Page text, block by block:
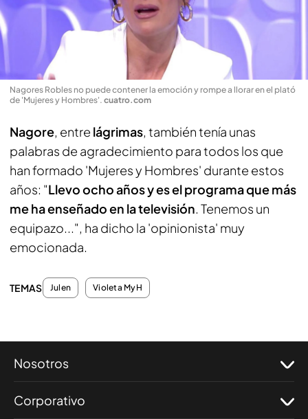
Nagores Robles no puede contener la emoción y rompe a llorar en el plató
de 'Mujeres y Hombres'. cuatro.com
Nagore, entre lágrimas, también tenía unas
palabras de agradecimiento para todos los que
han formado 'Mujeres y Hombres' durante estos
años: "Llevo ocho años y es el programa que más
me ha enseñado en la televisión. Tenemos un
equipazo...", ha dicho la 'opinionista' muy
emocionada.
TEMAS Julen Violeta MyH
Nosotros
Corporativo